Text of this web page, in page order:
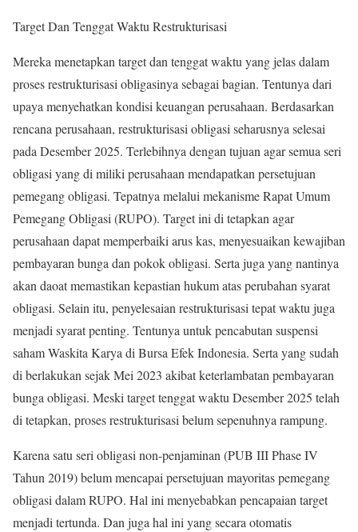
Target Dan Tenggat Waktu Restrukturisasi
Mereka menetapkan target dan tenggat waktu yang jelas dalam
proses restrukturisasi obligasinya sebagai bagian. Tentunya dari
upaya menyehatkan kondisi keuangan perusahaan. Berdasarkan
rencana perusahaan, restrukturisasi obligasi seharusnya selesai
pada Desember 2025. Terlebihnya dengan tujuan agar semua seri
obligasi yang di miliki perusahaan mendapatkan persetujuan
pemegang obligasi. Tepatnya melalui mekanisme Rapat Umum
Pemegang Obligasi (RUPO). Target ini di tetapkan agar
perusahaan dapat memperbaiki arus kas, menyesuaikan kewajiban
pembayaran bunga dan pokok obligasi. Serta juga yang nantinya
akan daoat memastikan kepastian hukum atas perubahan syarat
obligasi. Selain itu, penyelesaian restrukturisasi tepat waktu juga
menjadi syarat penting. Tentunya untuk pencabutan suspensi
saham Waskita Karya di Bursa Efek Indonesia. Serta yang sudah
di berlakukan sejak Mei 2023 akibat keterlambatan pembayaran
bunga obligasi. Meski target tenggat waktu Desember 2025 telah
di tetapkan, proses restrukturisasi belum sepenuhnya rampung.
Karena satu seri obligasi non-penjaminan (PUB III Phase IV
Tahun 2019) belum mencapai persetujuan mayoritas pemegang
obligasi dalam RUPO. Hal ini menyebabkan pencapaian target
menjadi tertunda. Dan juga hal ini yang secara otomatis